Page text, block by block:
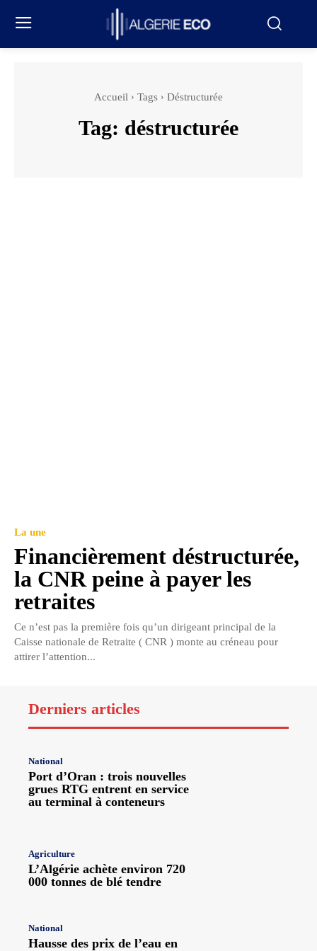
Accueil Tags Déstructurée
Tag: déstructurée
La une
Financièrement déstructurée,
la CNR peine à payer les
retraites
Ce n’est pas la première fois qu’un dirigeant principal de la
Caisse nationale de Retraite ( CNR ) monte au créneau pour
attirer l’attention...
Derniers articles
National
Port d’Oran : trois nouvelles
grues RTG entrent en service
au terminal à conteneurs
Agriculture
L’Algérie achète environ 720
000 tonnes de blé tendre
National
Hausse des prix de l’eau en